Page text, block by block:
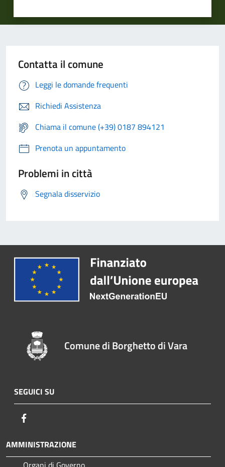
Contatta il comune
Leggi le domande frequenti
Richiedi Assistenza
Chiama il comune (+39) 0187 894121
Prenota un appuntamento
Problemi in città
Segnala disservizio
Comune di Borghetto di Vara
SEGUICI SU
AMMINISTRAZIONE